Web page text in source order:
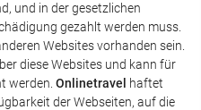
und in der gesetzlichen
gezahlt werden muss.
Websites vorhanden sein.
diese Websites und kann für
werden. Onlinetravel
haftet
der Webseiten, auf die